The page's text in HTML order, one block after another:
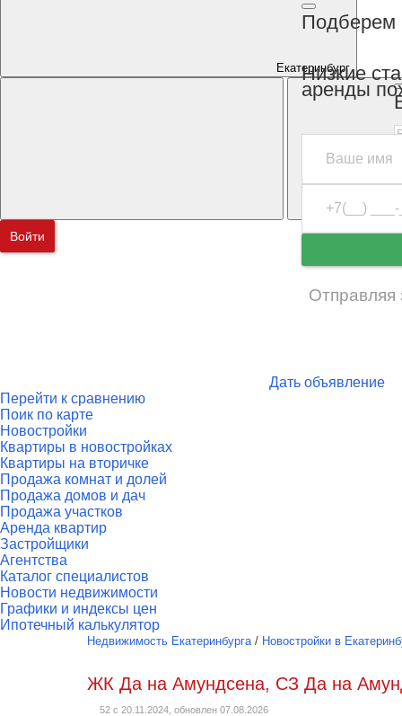
Екатеринбург
Войти
Дать объявление
Перейти к сравнению
Поик по карте
Новостройки
Квартиры в новостройках
Квартиры на вторичке
Продажа комнат и долей
Продажа домов и дач
Продажа участков
Аренда квартир
Застройщики
Агентства
Каталог специалистов
Новости недвижимости
Графики и индексы цен
Ипотечный калькулятор
Недвижимость Екатеринбурга/ Новостройки в
ЖК Да на Амундсена, СЗ Да на
52 с 20.11.2024, обновлен 07.08.2026
Подберем
Низкие
аренды
Отправляя